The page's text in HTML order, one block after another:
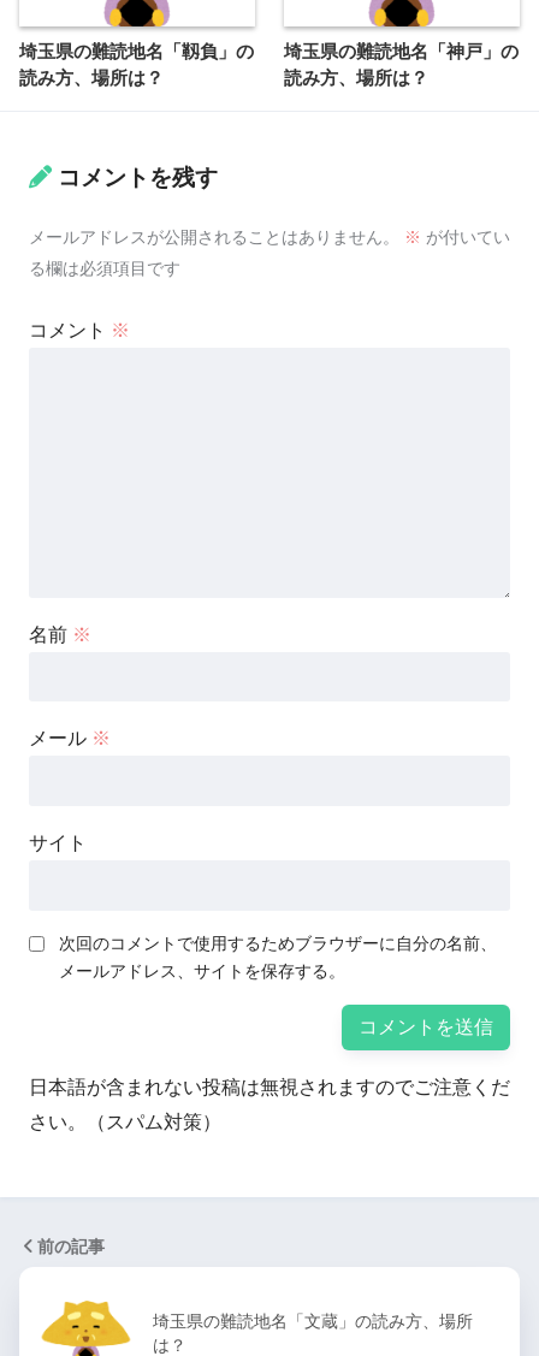
埼玉県の難読地名「靱負」の
読み方、場所は？
埼玉県の難読地名「神戸」の
読み方、場所は？
コメントを残す
メールアドレスが公開されることはありません。 ※ が付いてい
る欄は必須項目です
コメント ※
名前 ※
メール ※
サイト
次回のコメントで使用するためブラウザーに自分の名前、
メールアドレス、サイトを保存する。
日本語が含まれない投稿は無視されますのでご注意くだ
さい。（スパム対策）
前の記事
埼玉県の難読地名「文蔵」の読み方、場所
は？